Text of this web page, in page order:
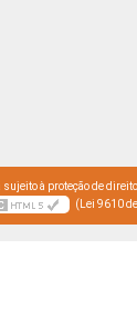
sujeito à proteção de
(Lei 9610